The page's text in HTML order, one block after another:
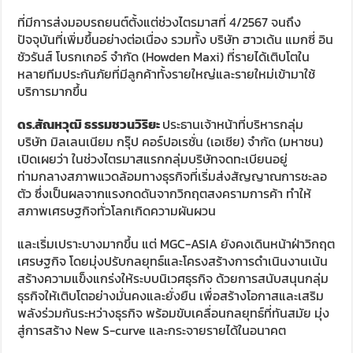
ที่มีการส่งมอบรถยนต์ตั้งแต่ช่วงไตรมาสที่ 4/2567 จนถึง
ปัจจุบันที่เพิ่มขึ้นอย่างต่อเนื่อง รวมทั้ง บริษัท ฮาวเด้น แมกซี่ อิน
ชัวรันส์ โบรกเกอร์ จำกัด (Howden Maxi) ที่รายได้เติบโตใน
หลายทีมประกันภัยที่มีลูกค้าทั้งรายใหญ่และรายใหม่เข้ามาใช้
บริการมากขึ้น
ดร.สัณหวุฒิ ธรรมชวนวิริยะประธานเจ้าหน้าที่บริหารกลุ่ม
บริษัท มิลเลนเนียม กรุ๊ป คอร์ปอเรชั่น (เอเชีย) จำกัด (มหาชน)
เปิดเผยว่า ในช่วงไตรมาสแรกกลุ่มบริษัทจดทะเบียนอยู่
ท่ามกลางสภาพแวดล้อมทางธุรกิจที่เริ่มส่งสัญญาณการชะลอ
ตัว ซึ่งเป็นผลจากแรงกดดันจากวิกฤตสงครามการค้า ทำให้
สภาพเศรษฐกิจทั่วโลกเกิดความผันผวน
และเริ่มเปราะบางมากขึ้น แต่ MGC-ASIA ยังคงเดินหน้าฝ่าวิกฤต
เศรษฐกิจ โดยมุ่งปรับกลยุทธ์และโครงสร้างการดำเนินงานเน้น
สร้างความแข็งแกร่งให้ระบบนิเวศธุรกิจ ด้วยการสนับสนุนกลุ่ม
ธุรกิจให้เติบโตอย่างมั่นคงและยั่งยืน เพื่อสร้างโอกาสและเสริม
พลังร่วมกันระหว่างธุรกิจ พร้อมขับเคลื่อนกลยุทธ์ที่ทันสมัย มุ่ง
สู่การสร้าง New S-curve และกระจายรายได้ในอนาคต